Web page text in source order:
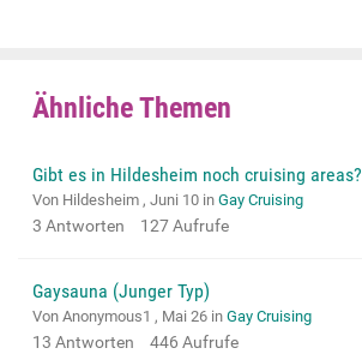
Ähnliche Themen
Gibt es in Hildesheim noch cruising areas?
Von Hildesheim , Juni 10 in Gay Cruising
3 Antworten 127Aufrufe
Gaysauna (Junger Typ)
Von Anonymous1 , Mai 26 in Gay Cruising
13 Antworten 446 Aufrufe